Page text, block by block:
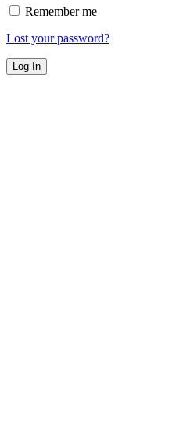
Remember me
Lost your password?